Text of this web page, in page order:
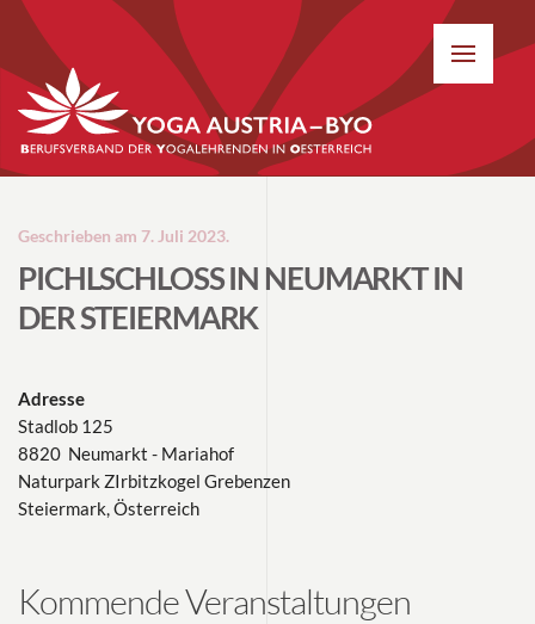
Geschrieben am 7. Juli 2023.
PICHLSCHLOSS IN NEUMARKT IN
DER STEIERMARK
Adresse
Stadlob 125
8820 Neumarkt - Mariahof
Naturpark ZIrbitzkogel Grebenzen
Steiermark, Österreich
Kommende Veranstaltungen